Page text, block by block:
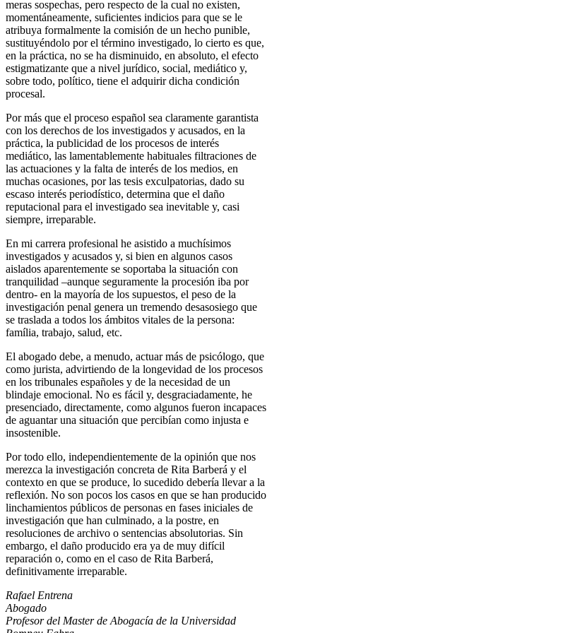
meras sospechas, pero respecto de la cual no existen,
momentáneamente, suficientes indicios para que se le
atribuya formalmente la comisión de un hecho punible,
sustituyéndolo por el término investigado, lo cierto es que,
en la práctica, no se ha disminuido, en absoluto, el efecto
estigmatizante que a nivel jurídico, social, mediático y,
sobre todo, político, tiene el adquirir dicha condición
procesal.
Por más que el proceso español sea claramente garantista
con los derechos de los investigados y acusados, en la
práctica, la publicidad de los procesos de interés
mediático, las lamentablemente habituales filtraciones de
las actuaciones y la falta de interés de los medios, en
muchas ocasiones, por las tesis exculpatorias, dado su
escaso interés periodístico, determina que el daño
reputacional para el investigado sea inevitable y, casi
siempre, irreparable.
En mi carrera profesional he asistido a muchísimos
investigados y acusados y, si bien en algunos casos
aislados aparentemente se soportaba la situación con
tranquilidad –aunque seguramente la procesión iba por
dentro- en la mayoría de los supuestos, el peso de la
investigación penal genera un tremendo desasosiego que
se traslada a todos los ámbitos vitales de la persona:
família, trabajo, salud, etc.
El abogado debe, a menudo, actuar más de psicólogo, que
como jurista, advirtiendo de la longevidad de los procesos
en los tribunales españoles y de la necesidad de un
blindaje emocional. No es fácil y, desgraciadamente, he
presenciado, directamente, como algunos fueron incapaces
de aguantar una situación que percibían como injusta e
insostenible.
Por todo ello, independientemente de la opinión que nos
merezca la investigación concreta de Rita Barberá y el
contexto en que se produce, lo sucedido debería llevar a la
reflexión. No son pocos los casos en que se han producido
linchamientos públicos de personas en fases iniciales de
investigación que han culminado, a la postre, en
resoluciones de archivo o sentencias absolutorias. Sin
embargo, el daño producido era ya de muy difícil
reparación o, como en el caso de Rita Barberá,
definitivamente irreparable.
Rafael Entrena
Abogado
Profesor del Master de Abogacía de la Universidad